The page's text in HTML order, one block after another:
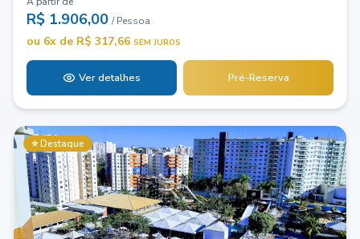
R$ 1.906,00 / Pessoa
ou 6x de R$ 317,66 SEM JUROS
Ver detalhes Pré-Reserva
⭐ Destaque